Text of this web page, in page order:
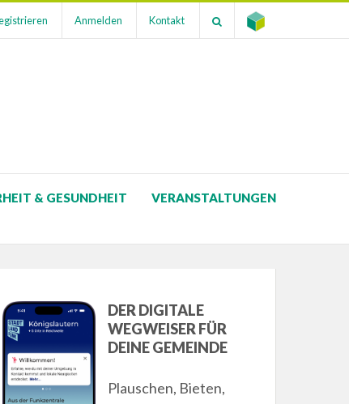
Anmelden Kontakt
& GESUNDHEIT
VERANSTALTUNGEN
DER DIGITALE
WEGWEISER FÜR
DEINE GEMEINDE
Plauschen, Bieten,